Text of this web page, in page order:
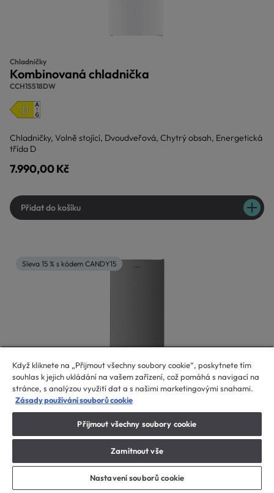
Chladničky
Kombinovaná chladnička
CCH1S518DW
Chladničky, Volně stojící, Dvoudveřová, Chytrý obsah, Energetická
třída D
7.990,00 Kč
Přidat do košíku
Sleva 15 % s kódem CANDY15
Chladničky
Kombinovaná chladnička
Když kliknete na „Přijmout všechny soubory cookie“, poskytnete tím
souhlas k jejich ukládání na vašem zařízení, což pomáhá s navigací na
stránce, s analýzou využití dat a s našimi marketingovými snahami.
Zásady používání souborů cookie
Přijmout všechny soubory cookie
Zamítnout vše
Nastavení souborů cookie